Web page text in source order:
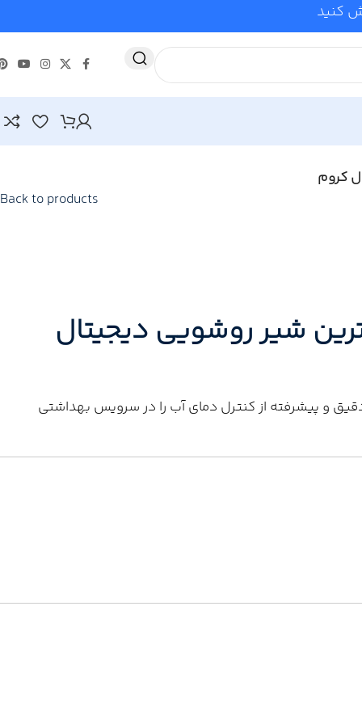
کنید
کروم
Back to products
شیر روشویی دیجیتال
دقیق و پیشرفته از کنترل دمای آب را در سرویس بهداشتی